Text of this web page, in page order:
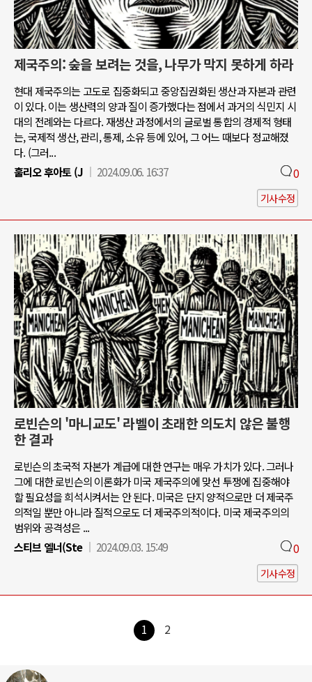
제국주의: 숲을 보려는 것을, 나무가 막지 못하게 하라
현대 제국주의는 고도로 집중화되고 중앙집권화된 생산과 자본과 관련
이 있다. 이는 생산력의 양과 질이 증가했다는 점에서 과거의 식민지 시
대의 전례와는 다르다. 재생산 과정에서의 글로벌 통합의 경제적 형태
는, 국제적 생산, 관리, 통제, 소유 등에 있어, 그 어느 때보다 정교해졌
다. (그러...
훌리오 후아토 (J
2024.09.06. 16:37 0
기사수정
로빈슨의 '마니교도' 라벨이 초래한 의도치 않은 불행
한 결과
로빈슨의 초국적 자본가 계급에 대한 연구는 매우 가치가 있다. 그러나
그에 대한 로빈슨의 이론화가 미국 제국주의에 맞선 투쟁에 집중해야
할 필요성을 희석시켜서는 안 된다. 미국은 단지 양적으로만 더 제국주
의적일 뿐만 아니라 질적으로도 더 제국주의적이다. 미국 제국주의의
범위와 공격성은 ...
스티브 엘너(Ste
2024.09.03. 15:49 0
기사수정
1 2